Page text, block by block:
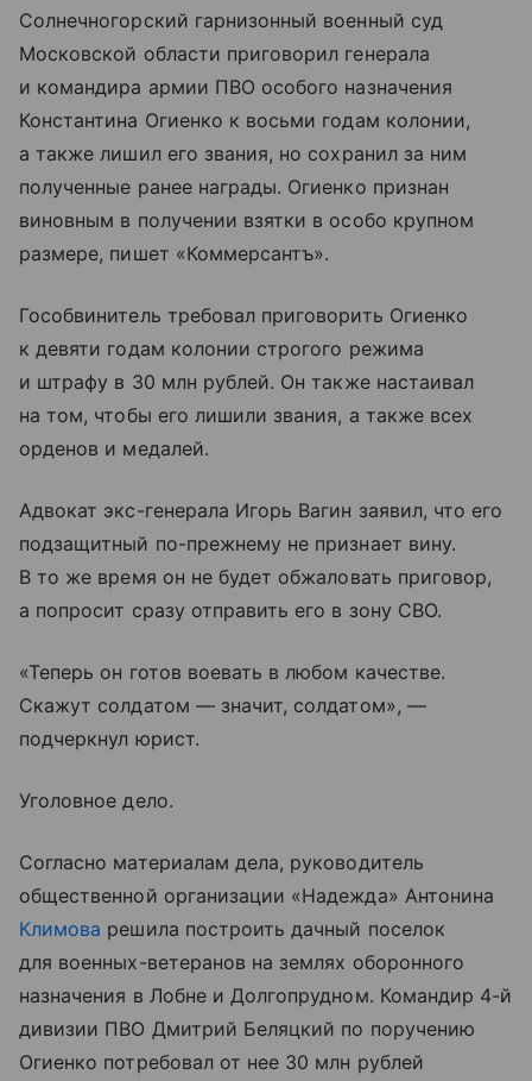
Солнечногорский гарнизонный военный суд
Московской области приговорил генерала
и командира армии ПВО особого назначения
Константина Огиенко к восьми годам колонии,
а также лишил его звания, но сохранил за ним
полученные ранее награды. Огиенко признан
виновным в получении взятки в особо крупном
размере, пишет «Коммерсантъ».
Гособвинитель требовал приговорить Огиенко
к девяти годам колонии строгого режима
и штрафу в 30 млн рублей. Он также настаивал
на том, чтобы его лишили звания, а также всех
орденов и медалей.
Адвокат экс-генерала Игорь Вагин заявил, что его
подзащитный по-прежнему не признает вину.
В то же время он не будет обжаловать приговор,
а попросит сразу отправить его в зону СВО.
«Теперь он готов воевать в любом качестве.
Скажут солдатом — значит, солдатом», —
подчеркнул юрист.
Уголовное дело.
Согласно материалам дела, руководитель
общественной организации «Надежда» Антонина
Климова решила построить дачный поселок
для военных-ветеранов на землях оборонного
назначения в Лобне и Долгопрудном. Командир 4-й
дивизии ПВО Дмитрий Беляцкий по поручению
Огиенко потребовал от нее 30 млн рублей